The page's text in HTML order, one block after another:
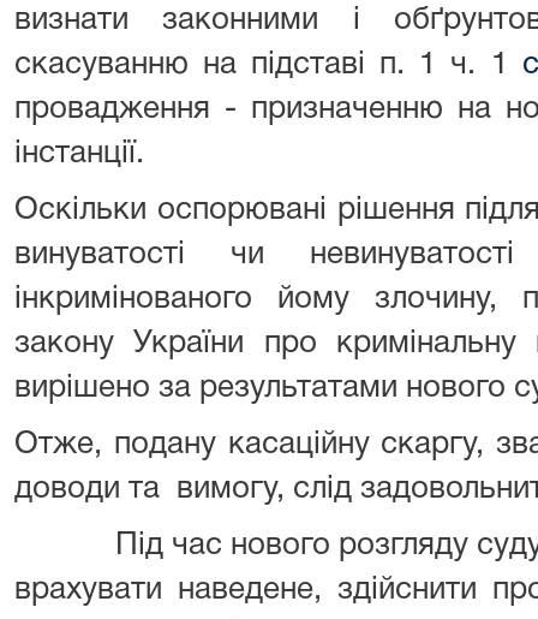
визнати законними і
скасуванню на підставі п. 1 ч. 1
провадження - призначенню на
інстанції.
Оскільки оспорювані рішення
винуватості чи
інкримінованого йому злочину,
закону України про кримінальну
вирішено за результатами нового
Отже, подану касаційну скаргу,
доводи та вимогу, слід
Під час нового розгляду суду
врахувати наведене, здійснити